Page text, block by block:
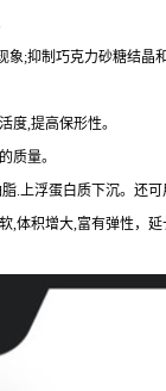
象;抑制巧克力砂糖结晶
度,提高保形性。
质量。
.上浮蛋白质下沉。还
,体积增大,富有弹性，